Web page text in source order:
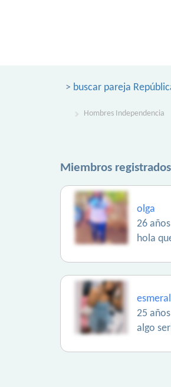
> buscar pareja
Hombres Independencia
Miembros
olga
26
hola
25
algo